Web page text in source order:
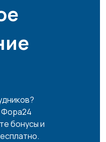
Фора24
бонусы и